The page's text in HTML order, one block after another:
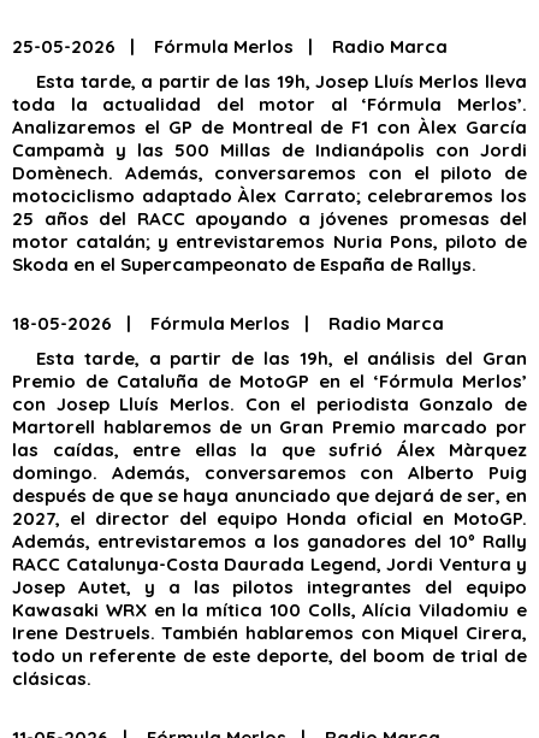
25-05-2026 | Fórmula Merlos | Radio Marca
Esta tarde, a partir de las 19h, Josep Lluís Merlos lleva
toda la actualidad del motor al ‘Fórmula Merlos’.
Analizaremos el GP de Montreal de F1 con Àlex García
Campamà y las 500 Millas de Indianápolis con Jordi
Domènech. Además, conversaremos con el piloto de
motociclismo adaptado Àlex Carrato; celebraremos los
25 años del RACC apoyando a jóvenes promesas del
motor catalán; y entrevistaremos Nuria Pons, piloto de
Skoda en el Supercampeonato de España de Rallys.
18-05-2026 | Fórmula Merlos | Radio Marca
Esta tarde, a partir de las 19h, el análisis del Gran
Premio de Cataluña de MotoGP en el ‘Fórmula Merlos’
con Josep Lluís Merlos. Con el periodista Gonzalo de
Martorell hablaremos de un Gran Premio marcado por
las caídas, entre ellas la que sufrió Álex Màrquez
domingo. Además, conversaremos con Alberto Puig
después de que se haya anunciado que dejará de ser, en
2027, el director del equipo Honda oficial en MotoGP.
Además, entrevistaremos a los ganadores del 10º Rally
RACC Catalunya-Costa Daurada Legend, Jordi Ventura y
Josep Autet, y a las pilotos integrantes del equipo
Kawasaki WRX en la mítica 100 Colls, Alícia Viladomiu e
Irene Destruels. También hablaremos con Miquel Cirera,
todo un referente de este deporte, del boom de trial de
clásicas.